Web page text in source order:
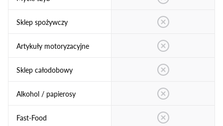
Sklep spożywczy
Artykuły motoryzacyjne
Sklep całodobowy
Alkohol / papierosy
Fast-Food